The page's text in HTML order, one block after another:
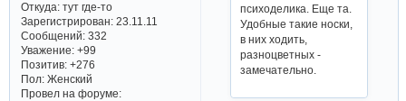
Откуда:тут где-то
Зарегистрирован: 23.11.11
Сообщений:332
Уважение: +99
Позитив: +276
Пол:Женский
Провел на форуме:
психоделика. Еще та.
Удобные такие носки,
в них ходить,
разноцветных -
замечательно.